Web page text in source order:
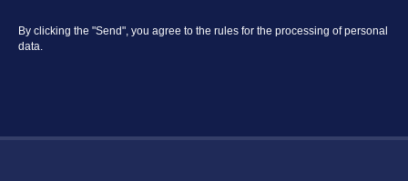
By clicking the "Send", you agree to the rules for the processing of personal
data.